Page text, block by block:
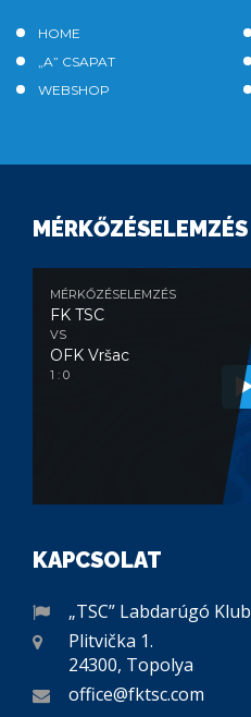
HOME
„A” CSAPAT
WEBSHOP
MÉRKŐZÉSELEMZÉS
MÉRKŐZÉSELEMZÉS
FK TSC
VS
OFK Vršac
1 : 0
KAPCSOLAT
„TSC” Labdarúgó Klub
Plitvička 1.
24300, Topolya
office@fktsc.com